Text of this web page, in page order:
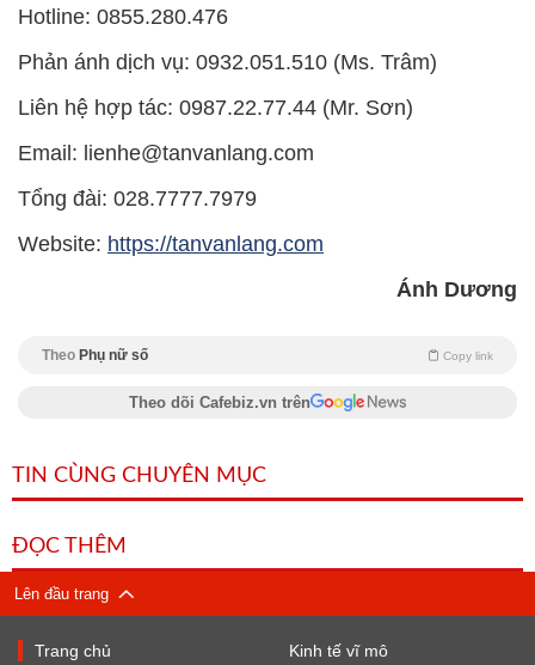
Hotline: 0855.280.476
Phản ánh dịch vụ: 0932.051.510 (Ms. Trâm)
Liên hệ hợp tác: 0987.22.77.44 (Mr. Sơn)
Email: lienhe@tanvanlang.com
Tổng đài: 028.7777.7979
Website: https://tanvanlang.com
Ánh Dương
Theo Phụ nữ số Copy link
Theo dõi Cafebiz.vn trên
TIN CÙNG CHUYÊN MỤC
ĐỌC THÊM
Lên đầu trang
Trang chủ Kinh tế vĩ mô